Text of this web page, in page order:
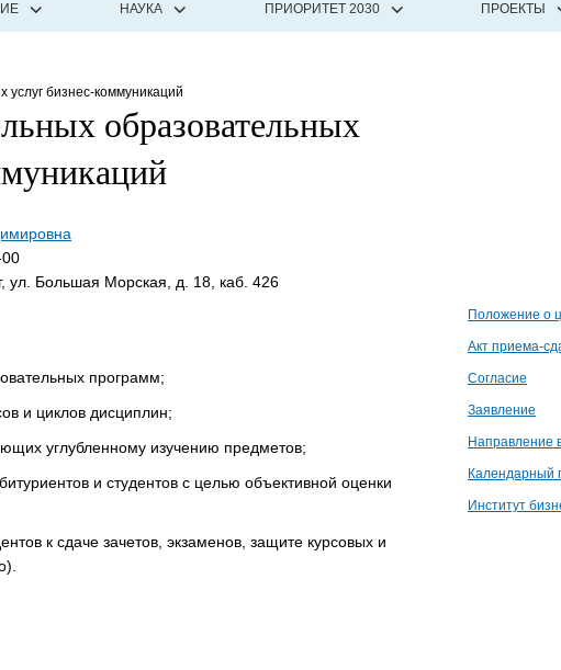
НАУКА ПРИОРИТЕТ 2030 ПРОЕКТЫ
бизнес-коммуникаций
образовательных
ул. Большая Морская, д. 18, каб. 426
Положение о
Акт приема-
Согласие
Заявление
Направление
Календарный
Институт
программ;
и циклов дисциплин;
углубленному изучению предметов;
и студентов с целью объективной оценки
к сдаче зачетов, экзаменов, защите курсовых и